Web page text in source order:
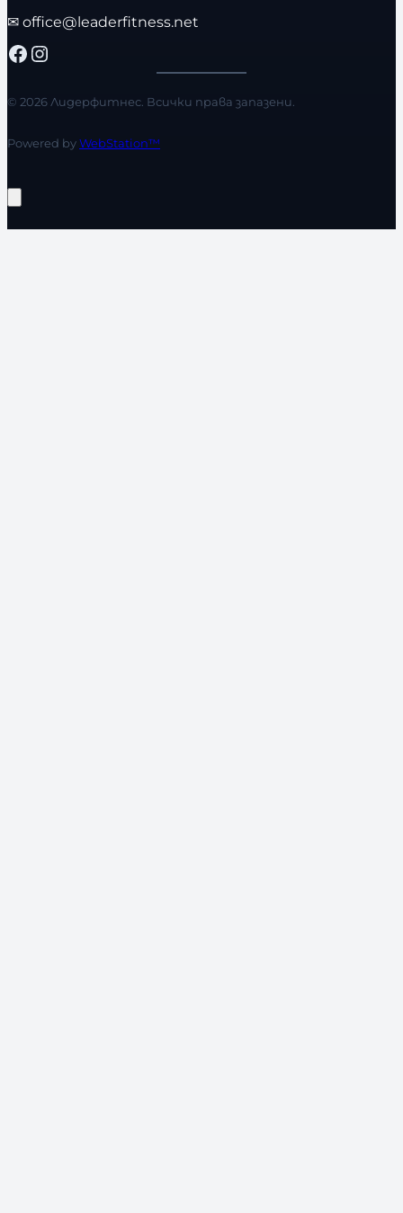
✉ office@leaderfitness.net
Facebook Instagram
© 2026 Лидерфитнес. Всички права запазени.
Powered byWebStation™